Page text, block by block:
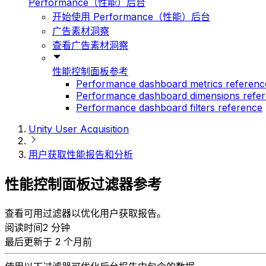
开始使用 Performance（性能）后台
广告素材洞察
查看广告素材洞察
性能控制面板参考
Performance dashboard metrics
Performance dashboard dimensions
Performance dashboard filters reference
Unity User Acquisition
用户获取性能报告和分析
性能控制面板过滤器参考
查看可用过滤器以优化用户获取报告。
阅读时间2 分钟
最后更新于 2 个月前